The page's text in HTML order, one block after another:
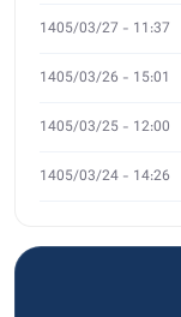
11:37 - 1405/03/27
15:01 - 1405/03/26
12:00 - 1405/03/25
14:26 - 1405/03/24